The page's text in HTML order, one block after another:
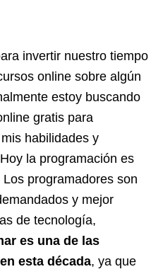
invertir nuestro tiempo
online sobre algún
estoy buscando
gratis para
habilidades y
la programación es
programadores son
y mejor
de tecnología,
es una de las
esta década, ya que